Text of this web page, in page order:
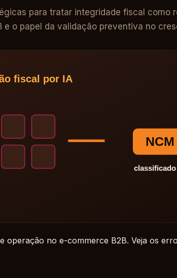
para tratar integridade fiscal como
e o papel da validação preventiva no
no e-commerce B2B. Veja os